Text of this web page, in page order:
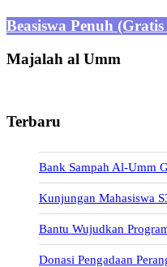
Beasiswa Penuh
Majalah al Umm
Terbaru
Bank Sampah Al-Umm
Kunjungan Mahasiswa
Bantu Wujudkan
Donasi Pengadaan